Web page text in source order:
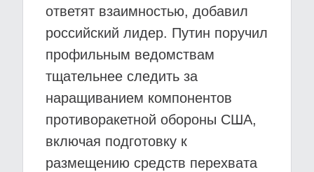
ответят взаимностью, добавил
российский лидер. Путин поручил
профильным ведомствам
тщательнее следить за
наращиванием компонентов
противоракетной обороны США,
включая подготовку к
размещению средств перехвата